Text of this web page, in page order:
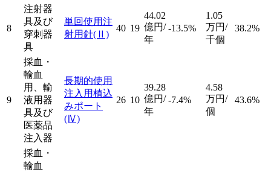
8
注射器
具及び
穿刺器
具
単回使用注
射用針(Ⅱ)
40 19
44.02
億円/
年
-13.5%
1.05
万円/
千個
38.2%
9
採血・
輸血
用、輸
液用器
具及び
医薬品
注入器
長期的使用
注入用植込
みポート
(Ⅳ)
26 10
39.28
億円/
年
-7.4%
4.58
万円/
個
43.6%
採血・
輸血